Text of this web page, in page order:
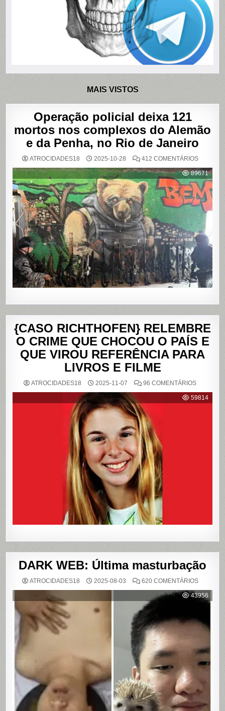
MAIS VISTOS
Operação policial deixa 121
mortos nos complexos do Alemão
e da Penha, no Rio de Janeiro
ATROCIDADES18 2025-10-28 412 COMENTÁRIOSEM
POLICIAL
DEIXA
121
MORTOS
NOS
DO
ALEMÃO
PENHA,
NO
RIO
89671
{CASO RICHTHOFEN} RELEMBRE
O CRIME QUE CHOCOU O PAÍS E
QUE VIROU REFERÊNCIA PARA
LIVROS E FILME
ATROCIDADES18 2025-11-07 96 COMENTÁRIOSEM
59814
DARK WEB: Última masturbação
ATROCIDADES18 2025-08-03 620 COMENTÁRIOSEM
WEB:
ÚLTIMA
43956